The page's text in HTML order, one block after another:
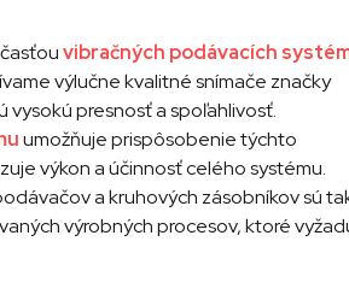
vibračných podávacích
výlučne kvalitné snímače značky
presnosť a spoľahlivosť.
umožňuje prispôsobenie týchto
výkon a účinnosť celého systému.
a kruhových zásobníkov sú
výrobných procesov, ktoré